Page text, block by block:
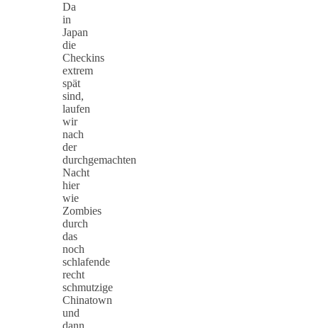
Da
in
Japan
die
Checkins
extrem
spät
sind,
laufen
wir
nach
der
durchgemachten
Nacht
hier
wie
Zombies
durch
das
noch
schlafende
recht
schmutzige
Chinatown
und